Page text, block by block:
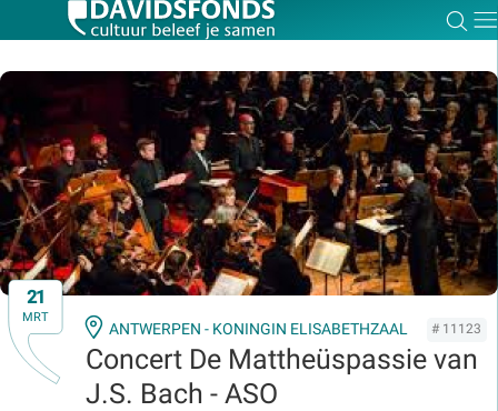
21
MRT
ANTWERPEN - KONINGIN ELISABETHZAAL # 11123
Concert De Mattheüspassie van
J.S. Bach - ASO
Zoek:
Zoeken